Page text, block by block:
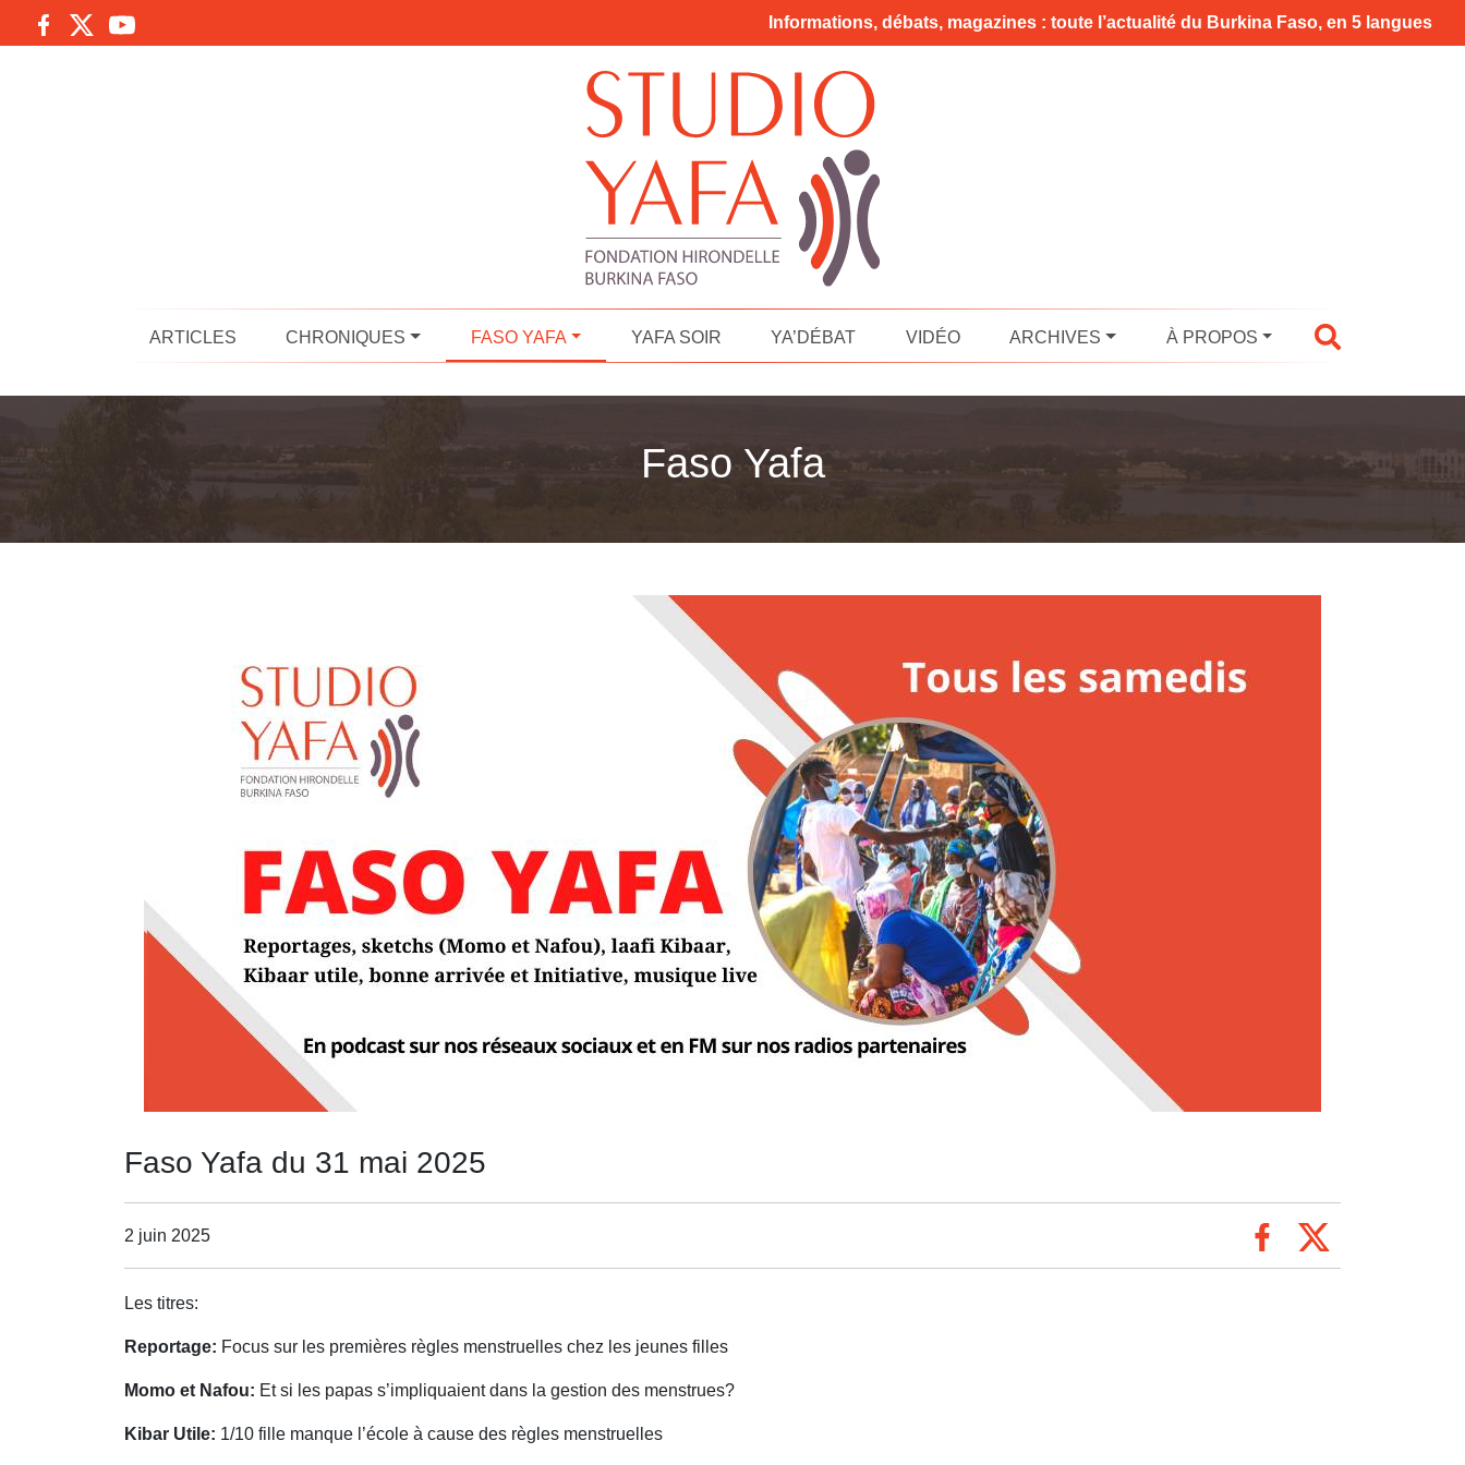
Informations, débats, magazines : toute l’actualité du Burkina Faso, en 5 langues
ARTICLES CHRONIQUES FASO YAFA YAFA SOIR YA’DÉBAT VIDÉO ARCHIVES À PROPOS
Faso Yafa
Faso Yafa du 31 mai 2025
2 juin 2025
Les titres:
Reportage: Focus sur les premières règles menstruelles chez les jeunes filles
Momo et Nafou: Et si les papas s’impliquaient dans la gestion des menstrues?
Kibar Utile: 1/10 fille manque l’école à cause des règles menstruelles